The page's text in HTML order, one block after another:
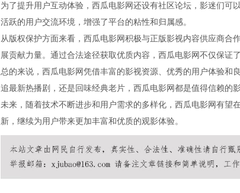
为了提升用户互动体验，西瓜电影网还设有社区论坛，影迷们可
活跃的用户交流环境，增强了平台的粘性和归属感。
从版权保护方面来看，西瓜电影网积极与正版影视内容供应商合
展贡献力量。通过合法途径获取优质内容，西瓜电影网不仅保证
总的来说，西瓜电影网凭借丰富的影视资源、优秀的用户体验和
追最新热播剧，还是回味经典老片，西瓜电影网都是值得信赖的影
未来，随着技术不断进步和用户需求的多样化，西瓜电影网有望
新，继续为用户带来更加丰富和优质的观影体验。